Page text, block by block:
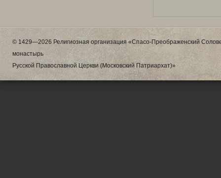
© 1429—2026 Религиозная организация «Спасо-Преображенский
монастырь
Русской Православной Церкви (Московский Патриархат)»